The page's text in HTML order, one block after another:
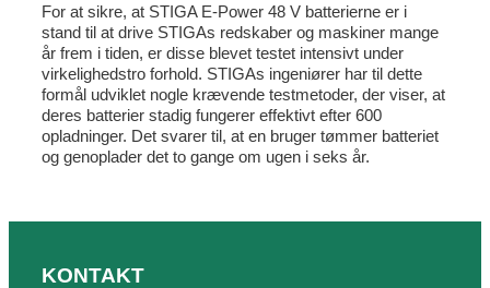
For at sikre, at STIGA E-Power 48 V batterierne er i
stand til at drive STIGAs redskaber og maskiner mange
år frem i tiden, er disse blevet testet intensivt under
virkelighedstro forhold. STIGAs ingeniører har til dette
formål udviklet nogle krævende testmetoder, der viser, at
deres batterier stadig fungerer effektivt efter 600
opladninger. Det svarer til, at en bruger tømmer batteriet
og genoplader det to gange om ugen i seks år.
KONTAKT